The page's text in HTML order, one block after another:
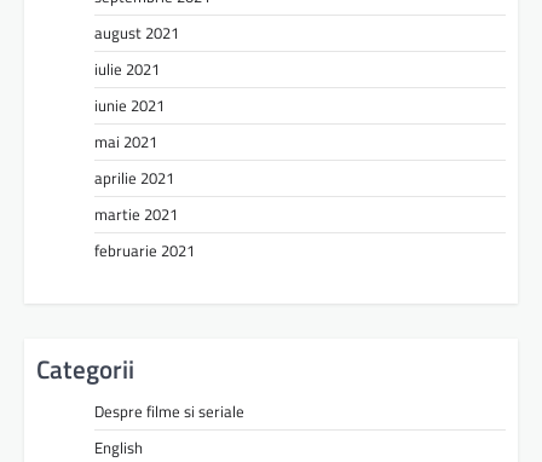
august 2021
iulie 2021
iunie 2021
mai 2021
aprilie 2021
martie 2021
februarie 2021
Categorii
Despre filme si seriale
English